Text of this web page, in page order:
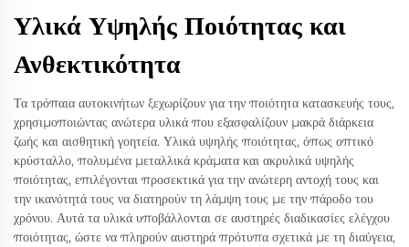
Υλικά Υψηλής Ποιότητας και
Ανθεκτικότητα
Τα τρόπαια αυτοκινήτων ξεχωρίζουν για την ποιότητα κατασκευής τους,
χρησιμοποιώντας ανώτερα υλικά που εξασφαλίζουν μακρά διάρκεια
ζωής και αισθητική γοητεία. Υλικά υψηλής ποιότητας, όπως οπτικό
κρύσταλλο, πολυμένα μεταλλικά κράματα και ακρυλικά υψηλής
ποιότητας, επιλέγονται προσεκτικά για την ανώτερη αντοχή τους και
την ικανότητά τους να διατηρούν τη λάμψη τους με την πάροδο του
χρόνου. Αυτά τα υλικά υποβάλλονται σε αυστηρές διαδικασίες ελέγχου
ποιότητας, ώστε να πληρούν αυστηρά πρότυπα σχετικά με τη διαύγεια,